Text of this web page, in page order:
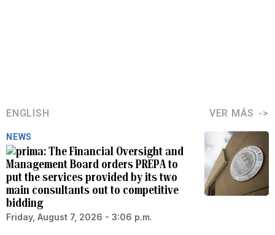
ENGLISH VER MÁS
NEWS
The Financial Oversight and
Management Board orders PREPA to
put the services provided by its two
main consultants out to competitive
bidding
Friday, August 7, 2026 - 3:06 p.m.